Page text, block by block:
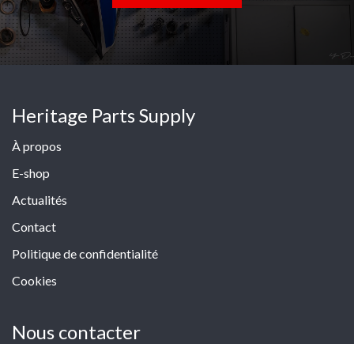
Heritage Parts Supply
À propos
E-shop
Actualités
Contact
Politique de confidentialité
Cookies
Nous contacter